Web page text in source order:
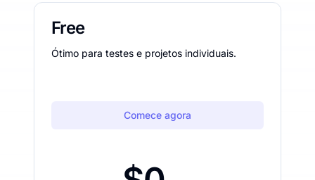
Free
Ótimo para testes e projetos individuais.
Comece agora